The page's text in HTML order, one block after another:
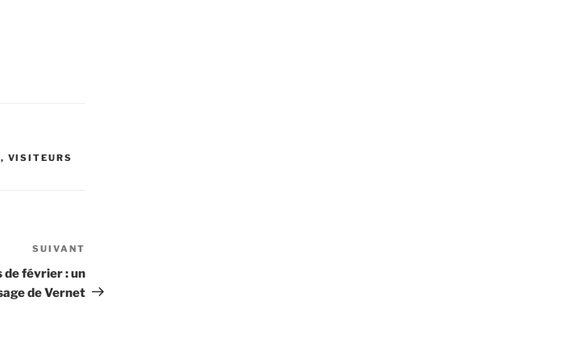
, VISITEURS
suivant
SUIVANT
de février : un
de Vernet